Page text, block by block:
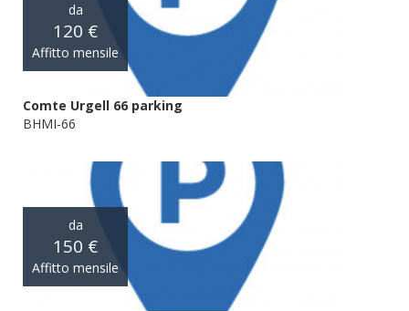
da
120 €
Affitto mensile
Comte Urgell 66 parking
BHMI-66
da
150 €
Affitto mensile